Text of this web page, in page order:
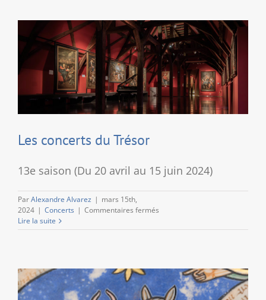
16
avril
2024
Les concerts du Trésor
13e saison (Du 20 avril au 15 juin 2024)
ParAlexandre Alvarez | mars 15th,
2024 | Concerts | Commentaires fermés
concerts
Lire la suite